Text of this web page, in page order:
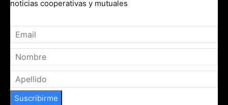
noticias cooperativas y mutuales
Suscribirme